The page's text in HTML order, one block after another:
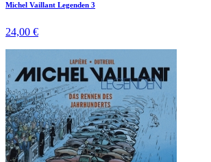
Michel Vaillant Legenden 3
24,00 €